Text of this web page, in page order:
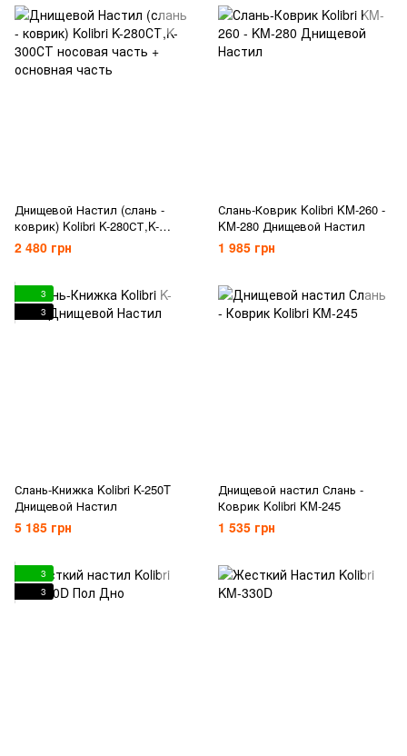
Днищевой Настил (слань -
коврик) Kolibri K-280СТ,K-
300СТ носовая часть +
основная часть
2 480 грн
Слань-Коврик Kolibri KM-260 -
KM-280 Днищевой Настил
1 985 грн
3
3
Слань-Книжка Kolibri K-250T
Днищевой Настил
5 185 грн
Днищевой настил Слань -
Коврик Kolibri KM-245
1 535 грн
3
3